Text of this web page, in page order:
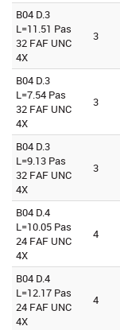
B04 D.3
L=11.51 Pas
32 FAF UNC
4X
3
B04 D.3
L=7.54 Pas
32 FAF UNC
4X
3
B04 D.3
L=9.13 Pas
32 FAF UNC
4X
3
B04 D.4
L=10.05 Pas
24 FAF UNC
4X
4
B04 D.4
L=12.17 Pas
24 FAF UNC
4X
4